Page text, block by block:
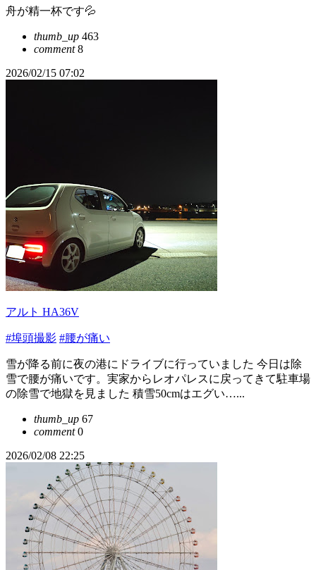
舟が精一杯です💦
thumb_up 463
comment8
2026/02/15 07:02
アルト HA36V
#埠頭撮影 #腰が痛い
雪が降る前に夜の港にドライブに行っていました 今日は除
雪で腰が痛いです。実家からレオパレスに戻ってきて駐車場
の除雪で地獄を見ました 積雪50cmはエグい…...
thumb_up 67
comment0
2026/02/08 22:25